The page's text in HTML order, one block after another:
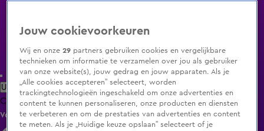
Uitzending Gemist Populaire programma's Zenders Genres
ClipsFilmsRadioSmart TV inlogShop
Volg KIJK
Jouw cookievoorkeuren
Wij en onze29 partners gebruiken cookies en vergelijkbare
technieken om informatie te verzamelen over jou als gebruiker
van onze website(s), jouw gedrag en jouw apparaten. Als je
„Alle cookies accepteren” selecteert, worden
trackingtechnologieën ingeschakeld om onze advertenties en
content te kunnen personaliseren, onze producten en diensten
te verbeteren en om de prestaties van advertenties en content
te meten. Als je „Huidige keuze opslaan” selecteert of je